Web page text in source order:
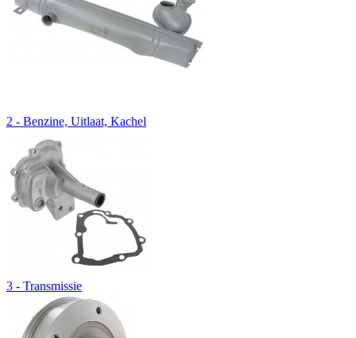
2 - Benzine, Uitlaat, Kachel
3 - Transmissie